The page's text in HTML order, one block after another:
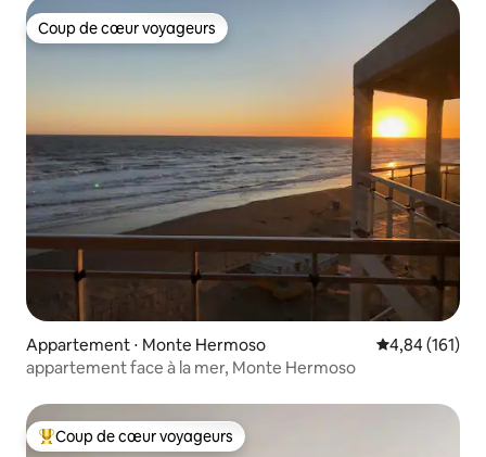
Coup de cœur voyageurs
Coup de cœur voyageurs
Appartement ⋅ Monte Hermoso Évaluation
4,84 (161)
appartement face à la mer, Monte Hermoso
Coups de cœur voyageurs les plus appréciés
Coup de cœur voyageurs